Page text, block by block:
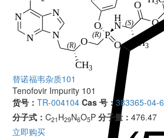
替诺福韦杂质101
Tenofovir Impurity 101
货号： TR-004104 Cas 号： 383365-04-6
分子式： C21 H29N6O5P 分子量： 476.47
立即购买